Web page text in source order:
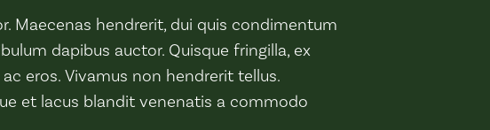
Maecenas hendrerit, dui quis condimentum
dapibus auctor. Quisque fringilla, ex
eros. Vivamus non hendrerit tellus.
et lacus blandit venenatis a commodo